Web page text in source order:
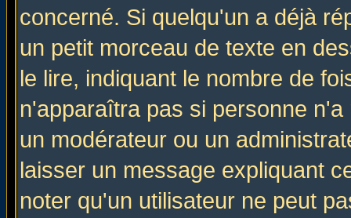
concerné. Si quelqu'un a déjà
un petit morceau de texte en
le lire, indiquant le nombre de
n'apparaîtra pas si personne
un modérateur ou un
laisser un message expliquant
noter qu'un utilisateur ne peut